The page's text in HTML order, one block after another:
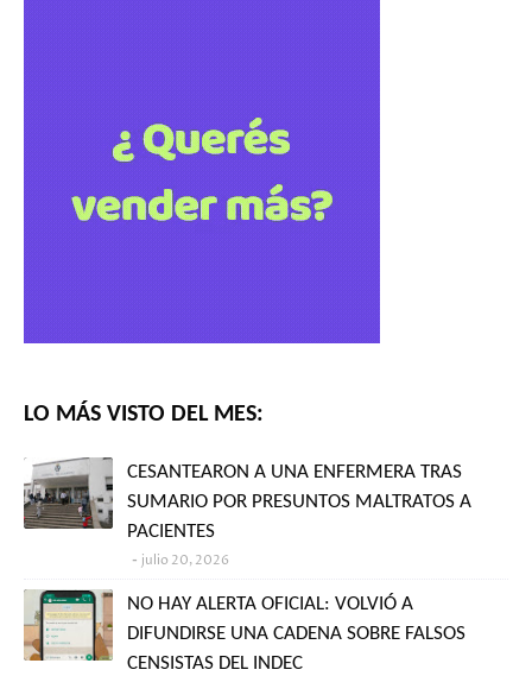
LO MÁS VISTO DEL MES:
CESANTEARON A UNA ENFERMERA TRAS
SUMARIO POR PRESUNTOS MALTRATOS A
PACIENTES
julio 20, 2026
NO HAY ALERTA OFICIAL: VOLVIÓ A
DIFUNDIRSE UNA CADENA SOBRE FALSOS
CENSISTAS DEL INDEC